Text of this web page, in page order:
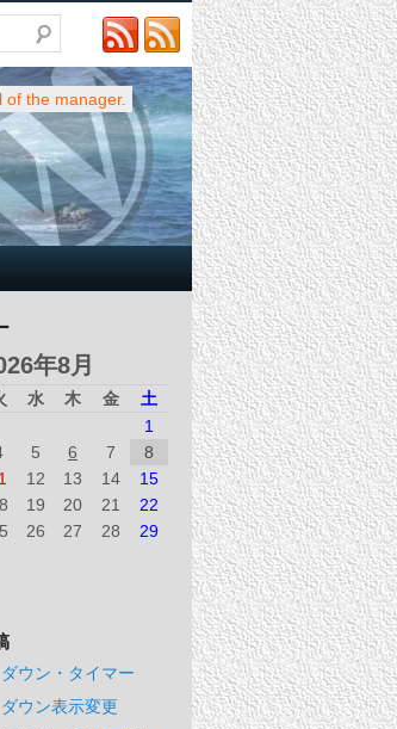
検索
the manager.
年8月
水 木 金
土
1
5 6 7
8
12 13 14
15
19 20 21
22
26 27 28
29
ウン・タイマー
ウン表示変更